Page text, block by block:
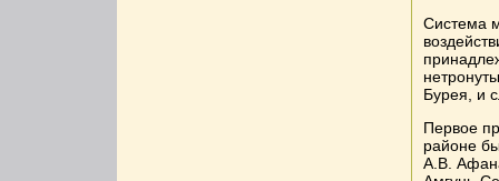
Система
Бурея, и
Первое
районе
А.В.